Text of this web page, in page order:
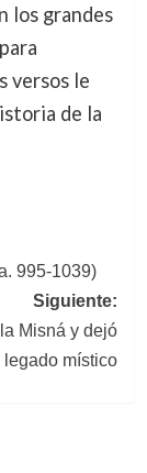
los grandes
versos le
de la
995-1039)
Siguiente:
Misná y dejó
legado místico